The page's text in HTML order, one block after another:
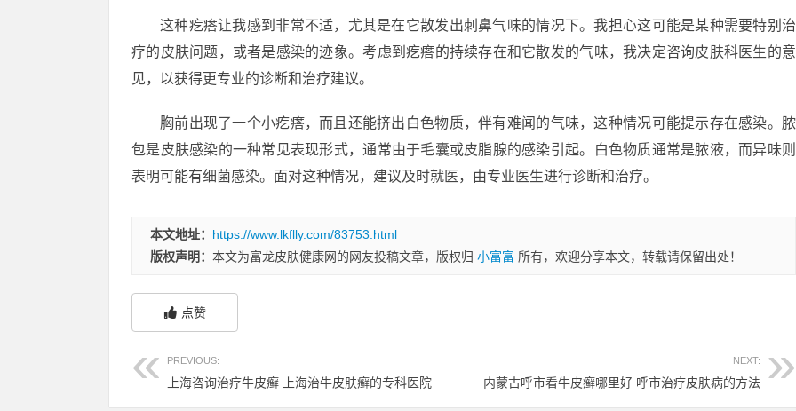
这种疙瘩让我感到非常不适，尤其是在它散发出刺鼻气味的情况下。我担心这可能是某种需要特别治
疗的皮肤问题，或者是感染的迹象。考虑到疙瘩的持续存在和它散发的气味，我决定咨询皮肤科医生的意
见，以获得更专业的诊断和治疗建议。
胸前出现了一个小疙瘩，而且还能挤出白色物质，伴有难闻的气味，这种情况可能提示存在感染。脓
包是皮肤感染的一种常见表现形式，通常由于毛囊或皮脂腺的感染引起。白色物质通常是脓液，而异味则
表明可能有细菌感染。面对这种情况，建议及时就医，由专业医生进行诊断和治疗。
本文地址： https://www.lkflly.com/83753.html
版权声明： 本文为富龙皮肤健康网的网友投稿文章，版权归 小富富 所有，欢迎分享本文，转载请保留出处！
点赞
PREVIOUS:
上海咨询治疗牛皮癣 上海治牛皮肤癣的专科医院
NEXT:
内蒙古呼市看牛皮癣哪里好 呼市治疗皮肤病的方法